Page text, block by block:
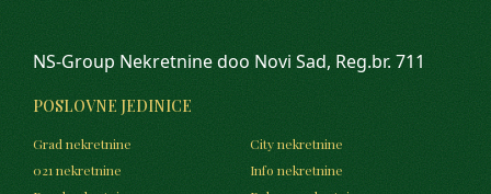
NS-Group Nekretnine doo Novi Sad, Reg.br. 711
POSLOVNE JEDINICE
Grad nekretnine
City nekretnine
021 nekretnine
Info nekretnine